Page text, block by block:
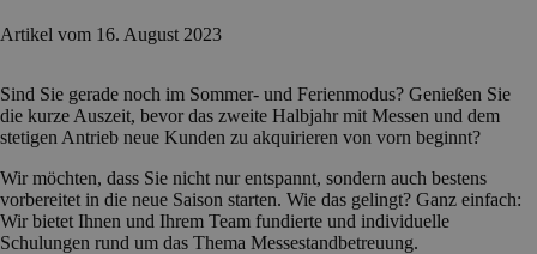
Artikel vom 16. August 2023
Sind Sie gerade noch im Sommer- und Ferienmodus? Genießen Sie
die kurze Auszeit, bevor das zweite Halbjahr mit Messen und dem
stetigen Antrieb neue Kunden zu akquirieren von vorn beginnt?
Wir möchten, dass Sie nicht nur entspannt, sondern auch bestens
vorbereitet in die neue Saison starten. Wie das gelingt? Ganz einfach:
Wir bietet Ihnen und Ihrem Team fundierte und individuelle
Schulungen rund um das Thema Messestandbetreuung.